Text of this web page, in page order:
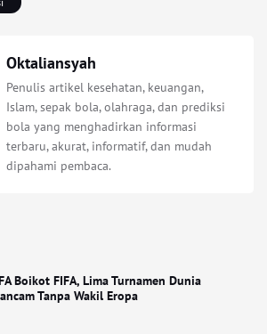
Oktaliansyah
Penulis artikel kesehatan, keuangan,
Islam, sepak bola, olahraga, dan prediksi
bola yang menghadirkan informasi
terbaru, akurat, informatif, dan mudah
dipahami pembaca.
Boikot FIFA, Lima Turnamen Dunia
Tanpa Wakil Eropa